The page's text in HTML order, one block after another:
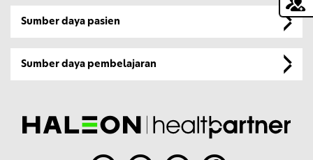
Sumber daya pasien
Sumber daya pembelajaran